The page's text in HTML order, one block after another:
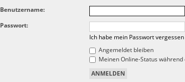
Benutzername:
Passwort:
Ich habe mein Passwort vergessen
Angemeldet bleiben
Meinen Online-Status